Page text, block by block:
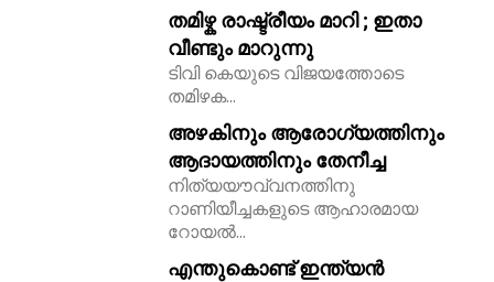
തമിഴ്ക രാഷ്ട്രീയം മാറി ; ഇതാ
വീണ്ടും മാറുന്നു
ടിവി കെയുടെ വിജയത്തോടെ
തമിഴക...
അഴകിനും ആരോഗ്യത്തിനും
ആദായത്തിനും തേനീച്ച
നിത്യയൗവ്വനത്തിനു
റാണിയീച്ചകളുടെ ആഹാരമായ
റോയല്‍...
എന്തുകൊണ്ട് ഇന്ത്യൻ